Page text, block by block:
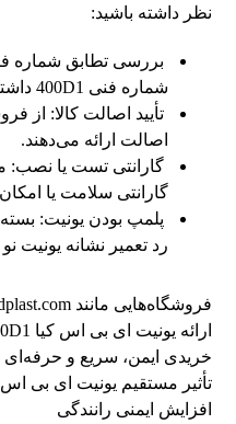
نظر داشته باشید:
بررسی تطابق شماره
شماره فنی 400D1 داشته باشد.
تأیید اصالت کالا: از
اصالت ارائه می‌دهند.
گارانتی تست یا
گارانتی سلامت یا
پلمپ بودن یونیت:
رد تعمیر نشانه یونیت
خریدی ایمن، سریع و
افزایش ایمنی رانندگی